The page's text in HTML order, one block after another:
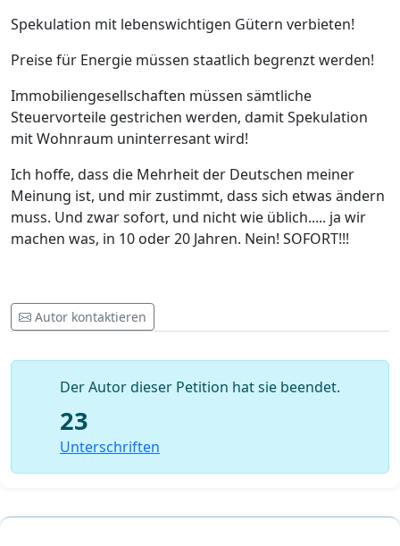
Spekulation mit lebenswichtigen Gütern verbieten!
Preise für Energie müssen staatlich begrenzt werden!
Immobiliengesellschaften müssen sämtliche
Steuervorteile gestrichen werden, damit Spekulation
mit Wohnraum uninterresant wird!
Ich hoffe, dass die Mehrheit der Deutschen meiner
Meinung ist, und mir zustimmt, dass sich etwas ändern
muss. Und zwar sofort, und nicht wie üblich..... ja wir
machen was, in 10 oder 20 Jahren. Nein! SOFORT!!!
Autor kontaktieren
Der Autor dieser Petition hat sie beendet.
23
Unterschriften